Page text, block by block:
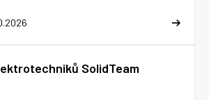
SolidTeam